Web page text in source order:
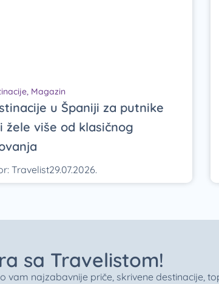
, Magazin
u Španiji za putnike
žele više od klasičnog
Travelist29.07.2026.
sa Travelistom!
vam najzabavnije priče, skrivene destinacije,